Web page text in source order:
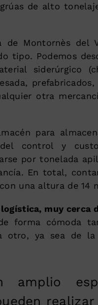
de alto
de Montornès del
tipo. Podemos
siderúrgico
otra
para
control y
por tonelada
En total,
una altura de 14
muy cerca
forma cómoda
otro, ya sea de
amplio